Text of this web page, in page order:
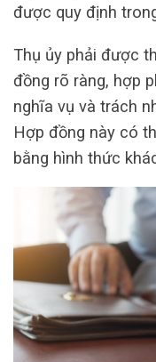
được quy định
Thụ ủy phải được
đồng rõ ràng, hợp
nghĩa vụ và trách
Hợp đồng này có
bằng hình thức